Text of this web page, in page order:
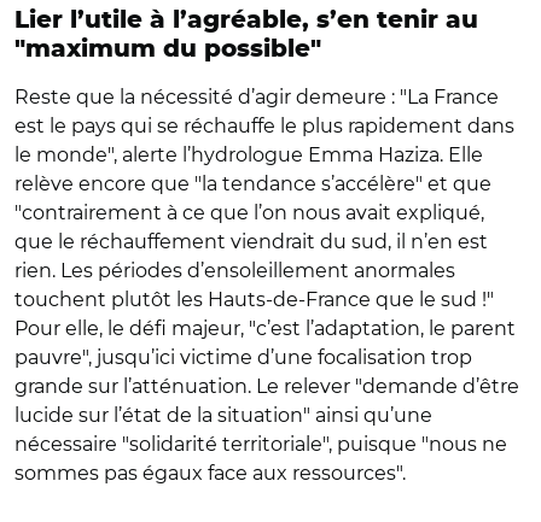
Lier l’utile à l’agréable, s’en tenir au
"maximum du possible"
Reste que la nécessité d’agir demeure : "La France
est le pays qui se réchauffe le plus rapidement dans
le monde", alerte l’hydrologue Emma Haziza. Elle
relève encore que "la tendance s’accélère" et que
"contrairement à ce que l’on nous avait expliqué,
que le réchauffement viendrait du sud, il n’en est
rien. Les périodes d’ensoleillement anormales
touchent plutôt les Hauts-de-France que le sud !"
Pour elle, le défi majeur, "c’est l’adaptation, le parent
pauvre", jusqu’ici victime d’une focalisation trop
grande sur l’atténuation. Le relever "demande d’être
lucide sur l’état de la situation" ainsi qu’une
nécessaire "solidarité territoriale", puisque "nous ne
sommes pas égaux face aux ressources".